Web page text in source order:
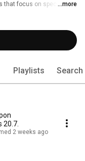
that focus on specific ...more
Playlists Search
20.7.
2 weeks ago